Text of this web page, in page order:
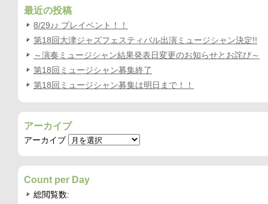
最近の投稿
8/29♪♪ プレイベント！！
第18回大津ジャズフェスティバル出演ミュージシャン決定!!
～演奏ミュージシャン結果発表日変更のお知らせとお詫び～
第18回ミュージシャン募集終了
第18回ミュージシャン募集は明日まで！！
アーカイブ
アーカイブ
Count per Day
総閲覧数: